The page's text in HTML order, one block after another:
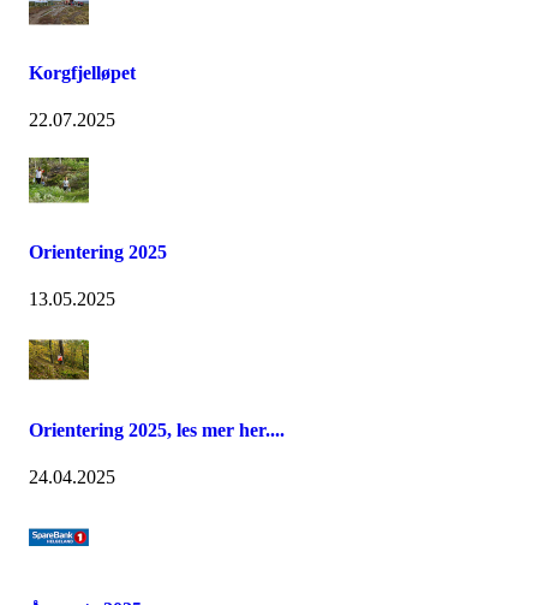
Korgfjelløpet
22.07.2025
Orientering 2025
13.05.2025
Orientering 2025, les mer her....
24.04.2025